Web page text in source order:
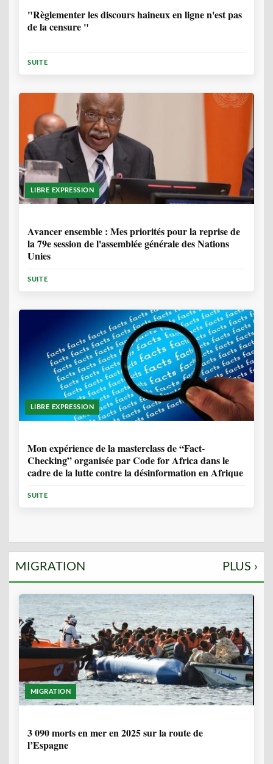
"Règlementer les discours haineux en ligne n'est pas
de la censure "
SUITE
LIBRE EXPRESSION
Avancer ensemble : Mes priorités pour la reprise de
la 79e session de l'assemblée générale des Nations
Unies
SUITE
LIBRE EXPRESSION
Mon expérience de la masterclass de “Fact-
Checking” organisée par Code for Africa dans le
cadre de la lutte contre la désinformation en Afrique
SUITE
MIGRATION PLUS ›
MIGRATION
3 090 morts en mer en 2025 sur la route de
l’Espagne